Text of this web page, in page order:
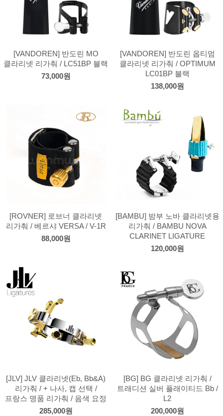
[VANDOREN] 반도린 MO
클라리넷 리가춰 / LC51BP 블랙
73,000원
[VANDOREN] 반도린 옵티멈
클라리넷 리가춰 / OPTIMUM
LC01BP 블랙
138,000원
[ROVNER] 로브너 클라리넷
리가춰 / 베르샤 VERSA / V-1R
88,000원
[BAMBU] 밤부 노바 클라리넷용
리가춰 / BAMBU NOVA
CLARINET LIGATURE
120,000원
[JLV] JLV 클라리넷(Eb, Bb&A)
리가춰 / + 나사, 캡 선택 /
프랑스 명품 리가춰 / 음색 요정
285,000원
[BG] BG 클라리넷 리가춰 /
트래디션 실버 플래이티드 Bb /
L2
200,000원